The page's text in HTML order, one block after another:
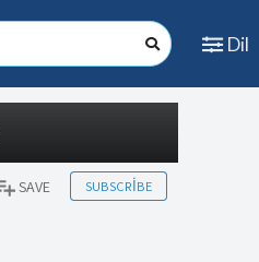
Dil
SAVE SUBSCRIBE